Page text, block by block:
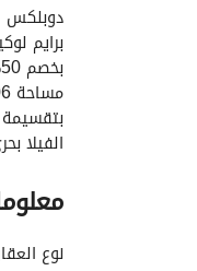
دوبلكس
برايم
بخصم 50% على الدفع كاش
مساحة 206 م +جاردين 125 م
الفيلا
التفاصيل
نوع